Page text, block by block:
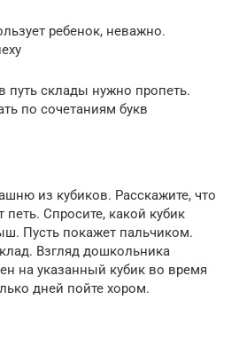
ребенок, неважно.
путь склады нужно пропеть.
по сочетаниям букв
из кубиков. Расскажите, что
Спросите, какой кубик
Пусть покажет пальчиком.
Взгляд дошкольника
на указанный кубик во время
дней пойте хором.